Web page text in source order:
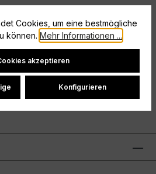
Bund mit
LabelMehr
Cookies, um eine bestmögliche
können. Mehr Informationen ...
akzeptieren
Konfigurieren